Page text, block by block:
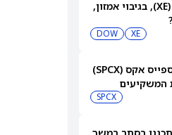
למה מניית אקס אנרג'י (XE), בגיבוי אמזון,
XE
DOW
המכירה החדה במניית ספייס אקס (SPCX)
המשקיעים
SPCX